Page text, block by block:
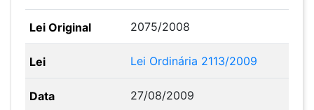
2075/2008
Lei Ordinária 2113/2009
27/08/2009